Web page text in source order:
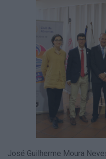
José Guilherme Moura